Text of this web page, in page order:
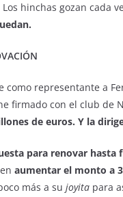
hinchas gozan cada
como representante a
firmado con el club de
de euros. Y la
para renovar hasta
aumentar el monto a
más a su joyita para